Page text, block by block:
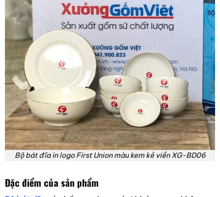
Bộ bát đĩa in logo First Union màu kem kẻ viền XG-BD06
Đặc điểm của sản phẩm